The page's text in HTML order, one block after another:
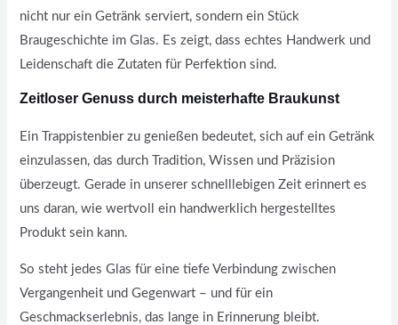
nicht nur ein Getränk serviert, sondern ein Stück
Braugeschichte im Glas. Es zeigt, dass echtes Handwerk und
Leidenschaft die Zutaten für Perfektion sind.
Zeitloser Genuss durch meisterhafte Braukunst
Ein Trappistenbier zu genießen bedeutet, sich auf ein Getränk
einzulassen, das durch Tradition, Wissen und Präzision
überzeugt. Gerade in unserer schnelllebigen Zeit erinnert es
uns daran, wie wertvoll ein handwerklich hergestelltes
Produkt sein kann.
So steht jedes Glas für eine tiefe Verbindung zwischen
Vergangenheit und Gegenwart – und für ein
Geschmackserlebnis, das lange in Erinnerung bleibt.